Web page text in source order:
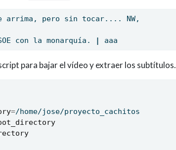
arrima, pero sin tocar.... NW,
con la monarquía. aaa
para bajar el vídeo y extraer los subtítulos.
=/home/jose/proyecto_cachitos